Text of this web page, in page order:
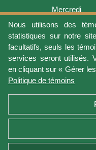
Nous utilisons des
statistiques sur notre
facultatifs, seuls les
services seront utilisés.
en cliquant sur « Gérer
Politique de témoins
Mercredi
Jeudi
Vendredi
Samedi
Dimanche